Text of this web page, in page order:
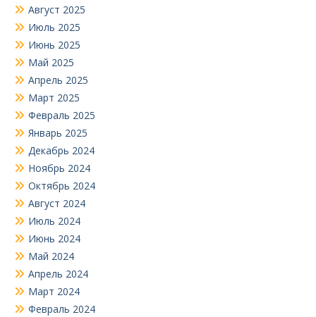
Август 2025
Июль 2025
Июнь 2025
Май 2025
Апрель 2025
Март 2025
Февраль 2025
Январь 2025
Декабрь 2024
Ноябрь 2024
Октябрь 2024
Август 2024
Июль 2024
Июнь 2024
Май 2024
Апрель 2024
Март 2024
Февраль 2024